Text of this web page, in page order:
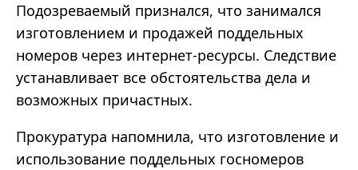
Подозреваемый признался, что занимался
изготовлением и продажей поддельных
номеров через интернет‑ресурсы. Следствие
устанавливает все обстоятельства дела и
возможных причастных.
Прокуратура напомнила, что изготовление и
использование поддельных госномеров